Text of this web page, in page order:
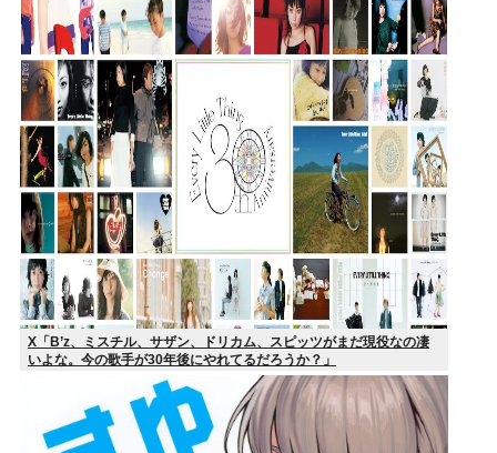
X「B’z、ミスチル、サザン、ドリカム、スピッツがまだ現役なの凄
いよな。今の歌手が30年後にやれてるだろうか？」